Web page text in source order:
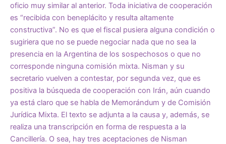
oficio muy similar al anterior. Toda iniciativa de cooperación
es “recibida con beneplácito y resulta altamente
constructiva”. No es que el fiscal pusiera alguna condición o
sugiriera que no se puede negociar nada que no sea la
presencia en la Argentina de los sospechosos o que no
corresponde ninguna comisión mixta. Nisman y su
secretario vuelven a contestar, por segunda vez, que es
positiva la búsqueda de cooperación con Irán, aún cuando
ya está claro que se habla de Memorándum y de Comisión
Jurídica Mixta. El texto se adjunta a la causa y, además, se
realiza una transcripción en forma de respuesta a la
Cancillería. O sea, hay tres aceptaciones de Nisman